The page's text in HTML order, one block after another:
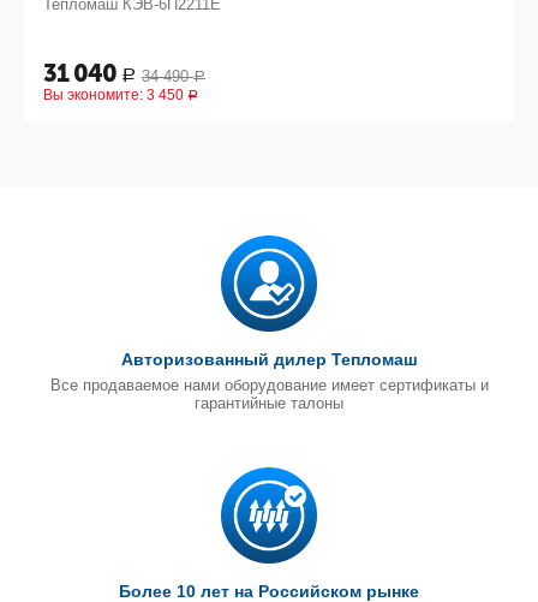
Тепломаш КЭВ-6П2211Е
31 040 Р 34 490 Р
Вы экономите: 3 450 Р
Авторизованный дилер Тепломаш
Все продаваемое нами оборудование имеет сертификаты и
гарантийные талоны
Более 10 лет на Российском рынке